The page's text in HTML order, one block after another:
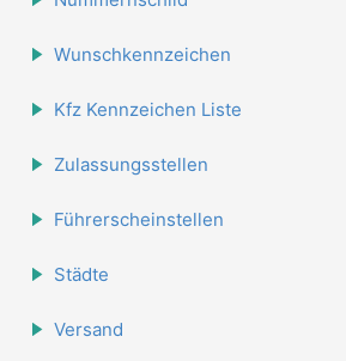
Wunschkennzeichen
Kfz Kennzeichen Liste
Zulassungsstellen
Führerscheinstellen
Städte
Versand